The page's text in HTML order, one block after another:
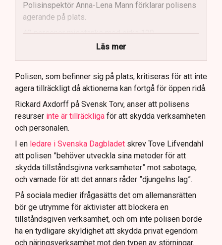
Polisinspektör Anna-Lena Mann förklarar polisens
agerande på plats.
40 personer misstänks med cirka 120
brottsmisstankar kopplade.
Polisen använder drönare och uniformerad polis
för att dokumentera bevis.
Samtidigt är polisarbetet komplext när det gäller
att navigera juridiska rättigheter och gränser.
Läs mer
Polisen, som befinner sig på plats, kritiseras för att inte
agera tillräckligt då aktionerna kan fortgå för öppen ridå.
Rickard Axdorff på Svensk Torv, anser att polisens
resurser inte är tillräckliga för att skydda verksamheten
och personalen.
I en ledare i Svenska Dagbladet skrev Tove Lifvendahl
att polisen ”behöver utveckla sina metoder för att
skydda tillståndsgivna verksamheter” mot sabotage,
och varnade för att det annars råder ”djungelns lag”.
På sociala medier ifrågasätts det om allemansrätten
bör ge utrymme för aktivister att blockera en
tillståndsgiven verksamhet, och om inte polisen borde
ha en tydligare skyldighet att skydda privat egendom
och näringsverksamhet mot den typen av störningar.